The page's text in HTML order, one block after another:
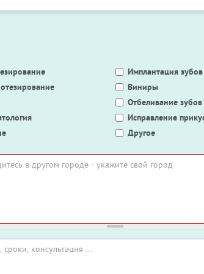
Имплантация зубов
Виниры
Отбеливание зубов
Исправление
Другое